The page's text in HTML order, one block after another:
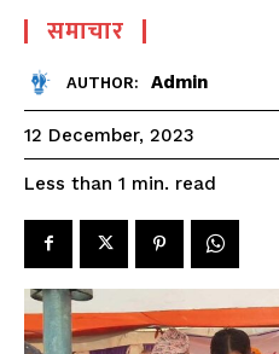
समाचार
AUTHOR: Admin
12 December, 2023
Less than 1 min. read